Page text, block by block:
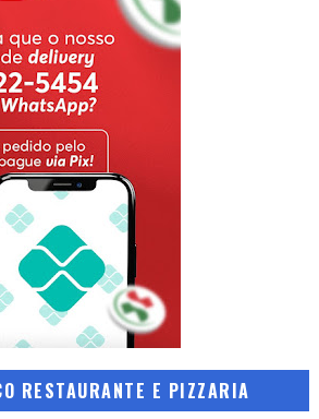
RESTAURANTE E PIZZARIA